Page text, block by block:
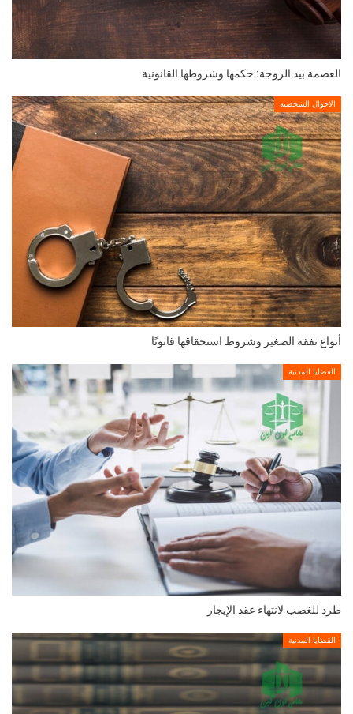
العصمة بيد الزوجة: حكمها وشروطها القانونية
الاحوال الشخصية
أنواع نفقة الصغير وشروط استحقاقها قانونًا
القضايا المدنية
طرد للغصب لانتهاء عقد الإيجار
القضايا المدنية